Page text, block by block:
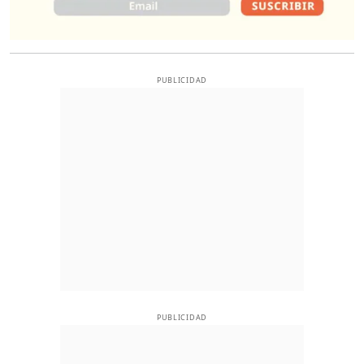
PUBLICIDAD
PUBLICIDAD